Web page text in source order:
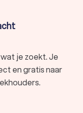
je zoekt. Je
en gratis naar